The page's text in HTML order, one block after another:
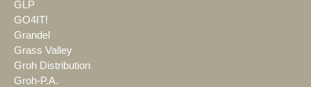
GLP
GO4IT!
Grandel
Grass Valley
Groh Distribution
Groh-P.A.